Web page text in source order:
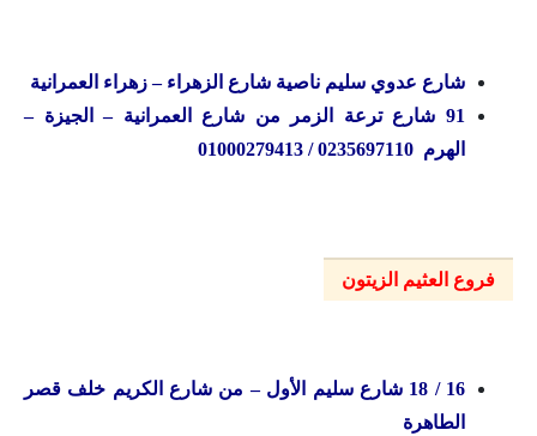
شارع عدوي سليم ناصية شارع الزهراء – زهراء العمرانية
91 شارع ترعة الزمر من شارع العمرانية – الجيزة –
الهرم 0235697110 / 01000279413
فروع العثيم الزيتون
16 / 18 شارع سليم الأول – من شارع الكريم خلف قصر
الطاهرة